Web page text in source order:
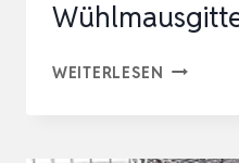
WEITERLESEN KRAPTRAP